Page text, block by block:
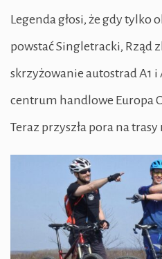
Legenda głosi, że gdy tylko
powstać Singletracki, Rząd
skrzyżowanie autostrad A1
centrum handlowe Europa
Teraz przyszła pora na